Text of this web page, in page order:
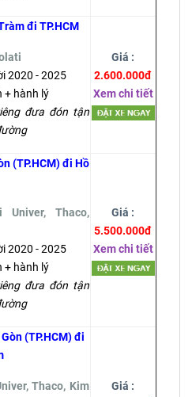
đi TP.HCM
2020 - 2025
+ hành lý
đưa đón tận
Giá :
2.600.000đ
Xem chi tiết
(TP.HCM) đi Hồ
Univer, Thaco,
2020 - 2025
+ hành lý
đưa đón tận
Giá :
5.500.000đ
Xem chi tiết
(TP.HCM) đi
Thaco, Kim
Giá :